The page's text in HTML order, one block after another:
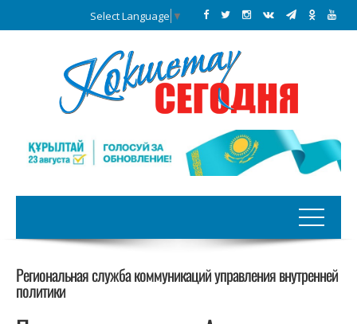
Select Language ▼
Региональная служба коммуникаций управления внутренней
политики